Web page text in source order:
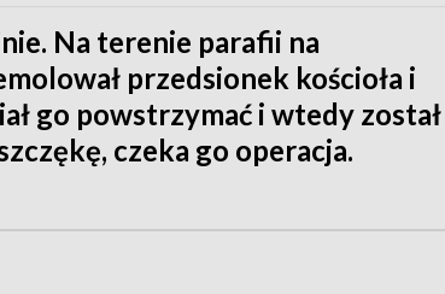
Na terenie parafii na
przedsionek kościoła i
go powstrzymać i wtedy został
czeka go operacja.